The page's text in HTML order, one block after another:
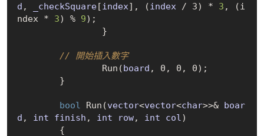
d , _checkSquare[index], (index / 3) * 3 , (i
ndex * 3) % 9);
// 開始插入數字
Run(board , 0, 0, 0) ;
bool Run(vector<vector<char>>& boar
d , int finish , int row, int col)